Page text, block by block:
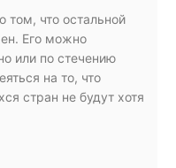
том, что остальной
Его можно
или по стечению
на то, что
стран не будут хотя